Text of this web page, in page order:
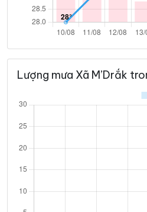
Lượng mưa Xã M’Drắk